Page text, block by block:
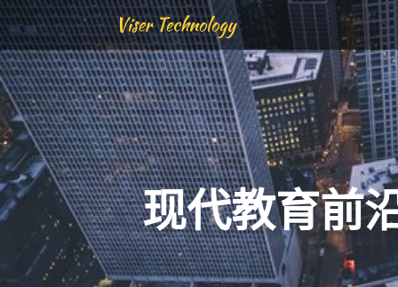
Viser Technology
现代教育前